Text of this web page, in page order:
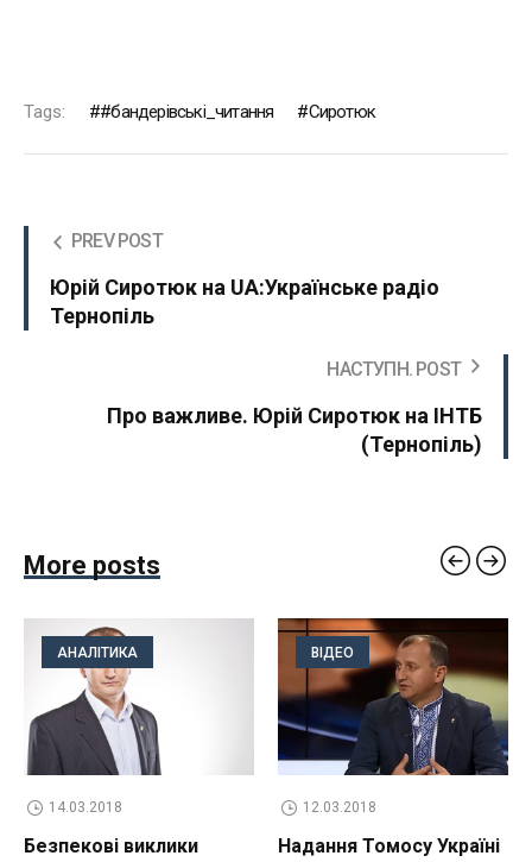
Tags: #бандерівські_читання Сиротюк
PREV POST
Юрій Сиротюк на UA:Українське радіо
Тернопіль
НАСТУПН. POST
Про важливе. Юрій Сиротюк на ІНТБ
(Тернопіль)
More posts
АНАЛІТИКА
14.03.2018
Безпекові виклики
ВІДЕО
12.03.2018
Надання Томосу Україні